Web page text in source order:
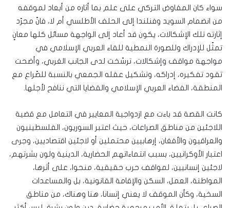
سواء كان المفاوض التركي على علم بما أثاره من أبعاد لموقفه
من انضمام السويد وفنلندا إلى الحلف الأطلسي أم لا، فانّ مجرّد
إثارته تلك الإشكالات، يكون قد أعاد إلى الواجهة مسائل كلها معانٍ
تمثّل للإدراك وللصورة النمطية للقاء العربي الإسلامي في
مواجهة مواقف وإشكالات، ترسّخت لدى الجانب الغربي، وأضحت
تقود تفكيره، إدراكه، وتشكيل عقله الجمعي بالنسبة للصّراع مع
المنطقة، الفضاء العربي الإسلامي والقضايا التي ننافح لأجلها.
كانت القصة قد باءت مع ازدواجية المعايير في التعامل مع قضية
اللاجئين من مناطق الصراعات، حيث اعتبر السوريون، الفلسطينيون
والعراقيون والأفغان، إرهابيين محتملين أو لاجئين اقتصاديين، وجرى
اعتبار الأوكرانيين، بسبب انتماءاتهم الحضارية، الدينية ولون بشرتهم،
لاجئين إنسانيين، لمواقف حرب حقيقية، منحوا، على أثرها،
المواطنة، العمل، السكن والإقامة القانونية، بل والمساعدات
السخية، وكأن الموقف لا يعني إنسانا، هنا وهناك، من مناطق